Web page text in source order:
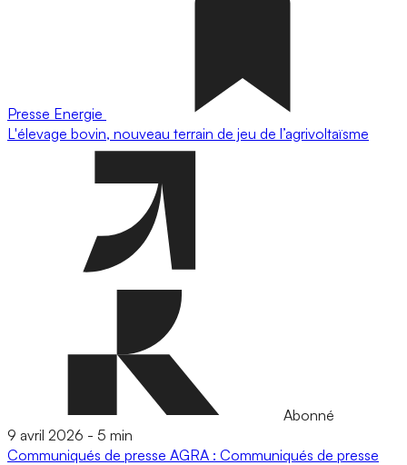
Presse Energie
L'élevage bovin, nouveau terrain de jeu de l’agrivoltaïsme
Abonné
9 avril 2026 - 5 min
Communiqués de presse AGRA : Communiqués de presse